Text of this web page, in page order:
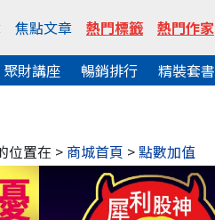
焦點文章 熱門標籤 熱門作家
聚財講座 暢銷排行 精裝套書
位置在 > 商城首頁 >點數加值